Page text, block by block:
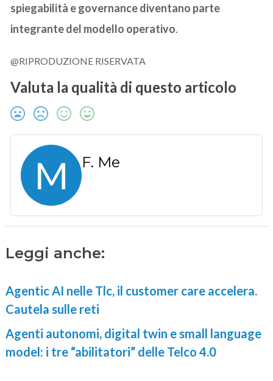
spiegabilità e governance diventano parte
integrante del modello operativo.
@RIPRODUZIONE RISERVATA
Valuta la qualità di questo articolo
M F. Me
Leggi anche:
Agentic AI nelle Tlc, il customer care accelera.
Cautela sulle reti
Agenti autonomi, digital twin e small language
model: i tre “abilitatori” delle Telco 4.0